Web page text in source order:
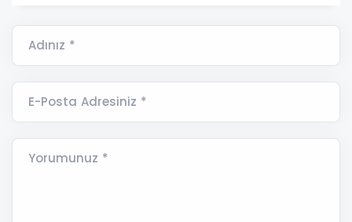
Adınız *
E-Posta Adresiniz *
Yorumunuz *